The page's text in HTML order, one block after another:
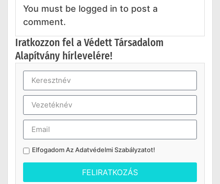
You must be logged in to post a
comment.
Iratkozzon fel a Védett Társadalom
Alapítvány hírlevelére!
Elfogadom AzAdatvédelmi Szabályzatot!
FELIRATKOZÁS